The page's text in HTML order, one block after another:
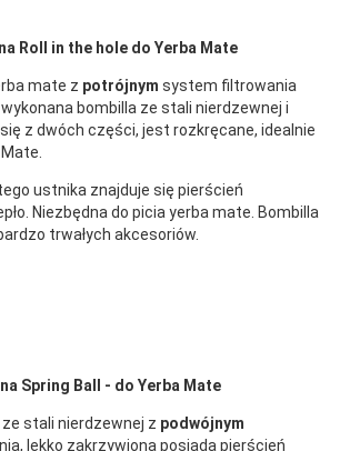
Roll in the hole do Yerba Mate
mate z potrójnym system filtrowania
bombilla ze stali nierdzewnej i
się z dwóch części, jest rozkręcane, idealnie
ustnika znajduje się pierścień
Niezbędna do picia yerba mate. Bombilla
trwałych akcesoriów.
Spring Ball - do Yerba Mate
stali nierdzewnej z podwójnym
lekko zakrzywiona posiada pierścień